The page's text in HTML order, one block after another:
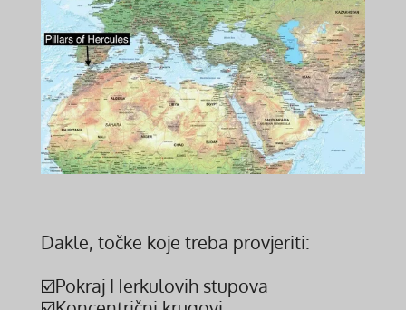
Dakle, točke koje treba provjeriti:
☑️Pokraj Herkulovih stupova